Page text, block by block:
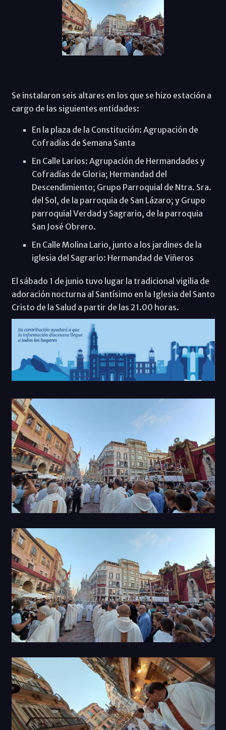
Se instalaron seis altares en los que se hizo estación a
cargo de las siguientes entidades:
En la plaza de la Constitución: Agrupación de
Cofradías de Semana Santa
En Calle Larios: Agrupación de Hermandades y
Cofradías de Gloria; Hermandad del
Descendimiento; Grupo Parroquial de Ntra. Sra.
del Sol, de la parroquia de San Lázaro; y Grupo
parroquial Verdad y Sagrario, de la parroquia
San José Obrero.
En Calle Molina Lario, junto a los jardines de la
iglesia del Sagrario: Hermandad de Viñeros
El sábado 1 de junio tuvo lugar la tradicional vigilia de
adoración nocturna al Santísimo en la Iglesia del Santo
Cristo de la Salud a partir de las 21.00 horas.